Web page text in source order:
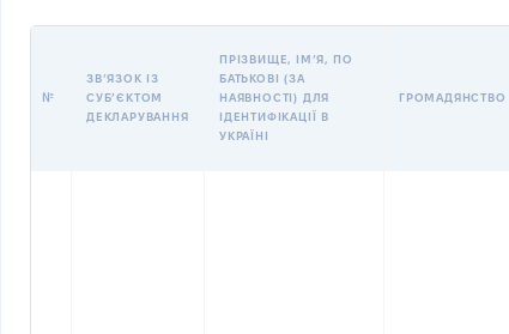
№
ЗВʼЯЗОК ІЗ
СУБʼЄКТОМ
ДЕКЛАРУВАННЯ
ПРІЗВИЩЕ, ІМʼЯ, ПО
БАТЬКОВІ (ЗА
НАЯВНОСТІ) ДЛЯ
ІДЕНТИФІКАЦІЇ В
УКРАЇНІ
ГРОМАДЯНСТВО